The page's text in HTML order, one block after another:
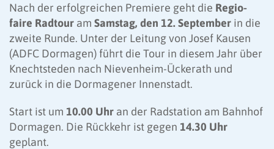
Nach der erfolgreichen Premiere geht die Regio-
faire Radtour am Samstag, den 12. September in die
zweite Runde. Unter der Leitung von Josef Kausen
(ADFC Dormagen) führt die Tour in diesem Jahr über
Knechtsteden nach Nievenheim-Ückerath und
zurück in die Dormagener Innenstadt.
Start ist um 10.00 Uhr an der Radstation am Bahnhof
Dormagen. Die Rückkehr ist gegen 14.30 Uhr
geplant.